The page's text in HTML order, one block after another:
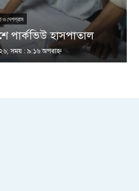
ও দেশগ্রাম
পার্কভিউ হাসপাতাল
সময় : ৯:১৬ অপরাহ্ণ